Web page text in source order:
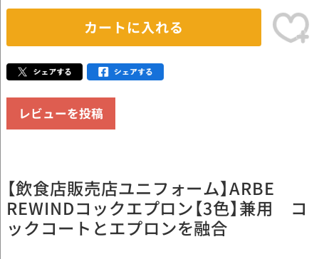
カートに入れる
レビューを投稿
【飲食店販売店ユニフォーム】ARBE
REWINDコックエプロン【3色】兼用 コ
ックコートとエプロンを融合